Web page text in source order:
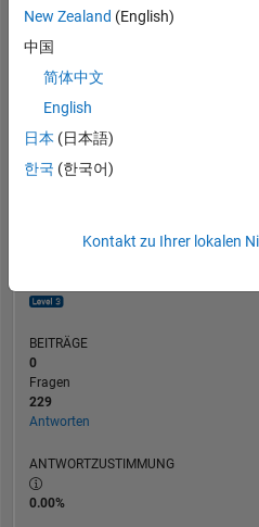
10
RANG
919
BEITRÄGE
0
Fragen
229
Antworten
ANTWORTZUSTIMMUNG
0.00%
New Zealand (English)
中国
简体中文
English
日本 (日本語)
한국 (한국어)
Kontakt zu Ihrer lokalen